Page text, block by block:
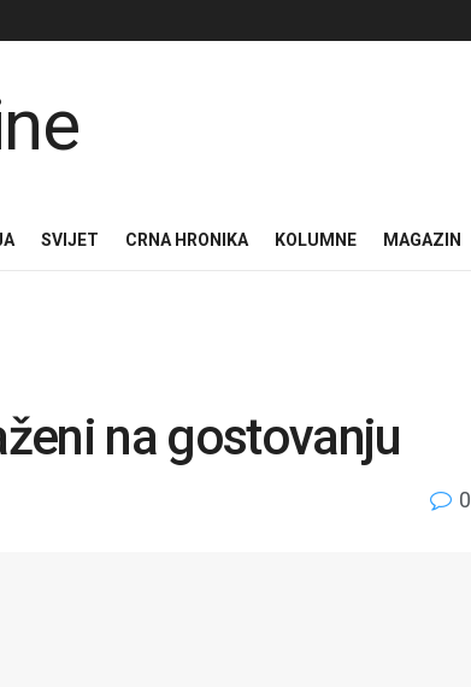
SVIJET CRNA HRONIKA KOLUMNE MAGAZIN
na gostovanju
0